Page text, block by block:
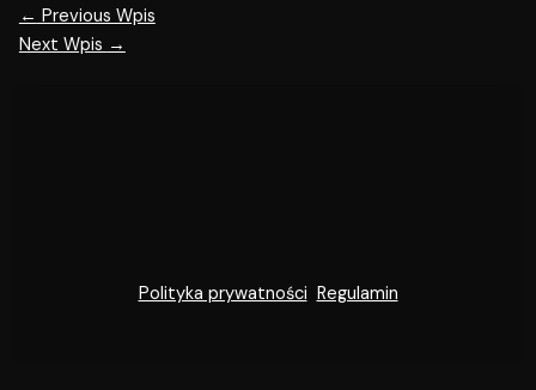
← Previous Wpis
Next Wpis →
Polityka prywatności Regulamin